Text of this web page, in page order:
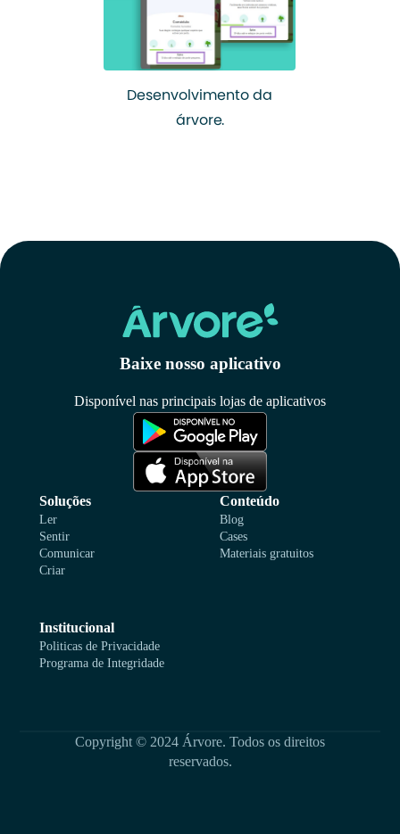
Desenvolvimento da
árvore.
Baixe nosso aplicativo
Disponível nas principais lojas de aplicativos
Soluções
Ler
Sentir
Comunicar
Criar
Conteúdo
Blog
Cases
Materiais gratuitos
Institucional
Politicas de Privacidade
Programa de Integridade
Copyright © 2024 Árvore. Todos os direitos
reservados.